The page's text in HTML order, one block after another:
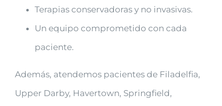
Terapias conservadoras y no invasivas.
Un equipo comprometido con cada
paciente.
Además, atendemos pacientes de Filadelfia,
Upper Darby, Havertown, Springfield,